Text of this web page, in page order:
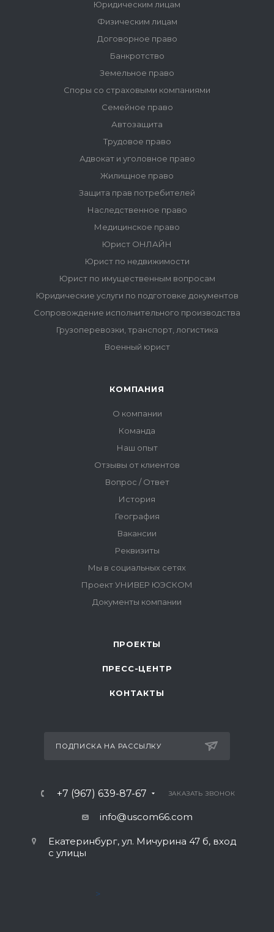
ПРОЕКТЫ
ПРЕСС-ЦЕНТР
КОНТАКТЫ
ПОДПИСКА НА РАССЫЛКУ
+7 (967) 639-87-67 ЗАКАЗАТЬ ЗВОНОК
info@uscom66.com
Екатеринбург, ул. Мичурина 47 б, вход
с улицы
>